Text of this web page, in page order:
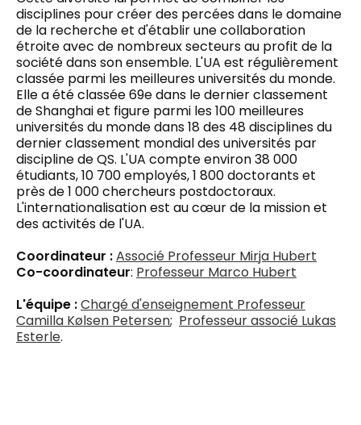
disciplines pour créer des percées dans le domaine
de la recherche et d'établir une collaboration
étroite avec de nombreux secteurs au profit de la
société dans son ensemble. L'UA est régulièrement
classée parmi les meilleures universités du monde.
Elle a été classée 69e dans le dernier classement
de Shanghai et figure parmi les 100 meilleures
universités du monde dans 18 des 48 disciplines du
dernier classement mondial des universités par
discipline de QS. L'UA compte environ 38 000
étudiants, 10 700 employés, 1 800 doctorants et
près de 1 000 chercheurs postdoctoraux.
L'internationalisation est au cœur de la mission et
des activités de l'UA.
Coordinateur :Associé Professeur Mirja Hubert
Co-coordinateur: Professeur Marco Hubert
L'équipe :Chargé d'enseignement Professeur
Camilla Kølsen Petersen; Professeur associé Lukas
Esterle.